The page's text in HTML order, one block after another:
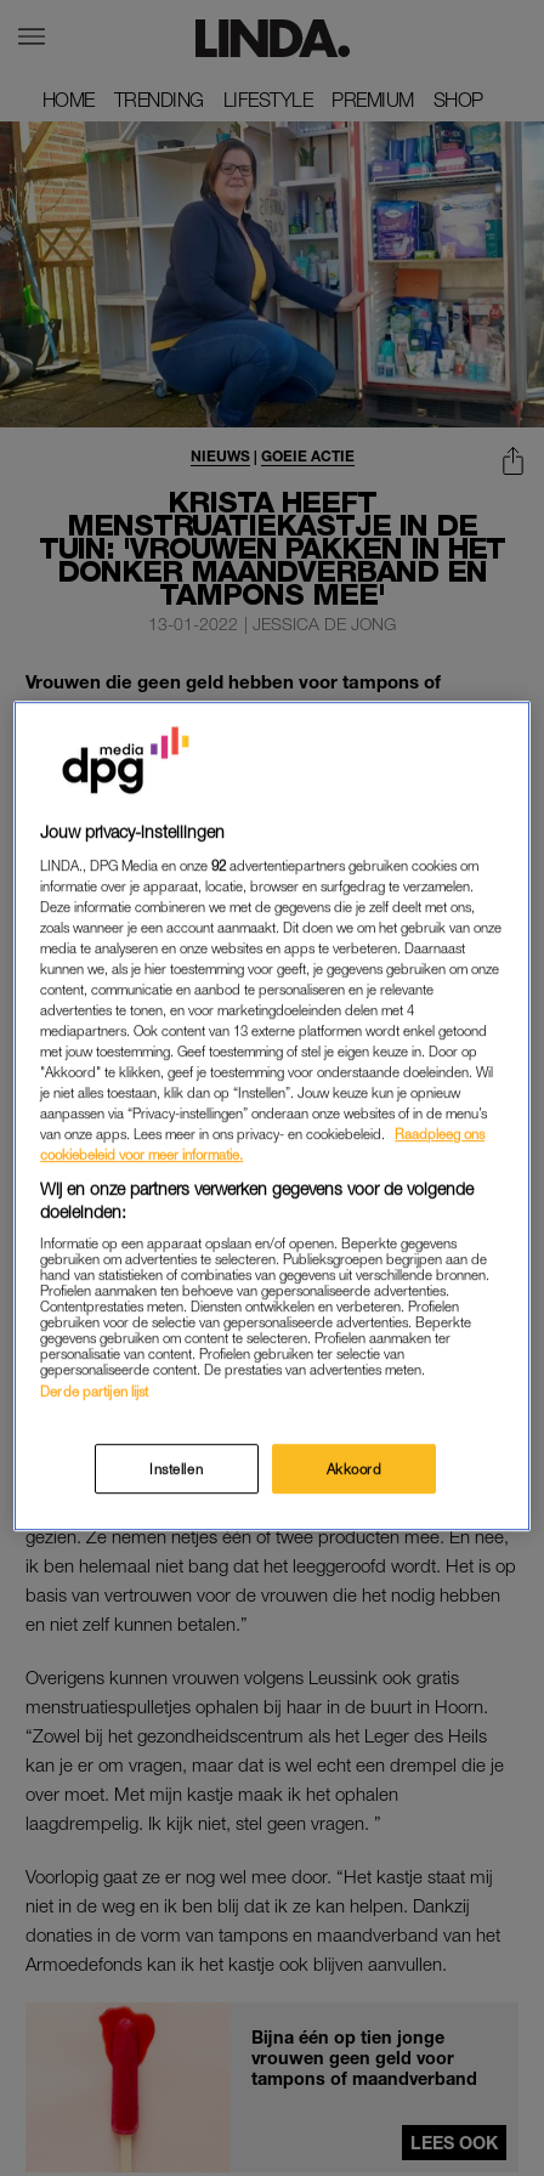
HOME
HOME TRENDING
TRENDING LIFESTYLE
LIFESTYLE PREMIUM
PREMIUM SHOP
SHOP
KRISTA HEEFT
MENSTRUATIEKASTJE IN DE
TUIN: 'VROUWEN PAKKEN IN HET
DONKER MAANDVERBAND EN
TAMPONS MEE'
NIEUWS| GOEIE ACTIE
13-01-2022 | JESSICA DE JONG
Vrouwen die geen geld hebben voor tampons of
maandverband kunnen dat bij Krista Leussink in het
Noord-Hollandse Wognum ophalen. Ze heeft een
speciaal kastje met menstruatiemiddelen klaar staan.
Vrouwen mogen daar uit pakken wat ze nodig hebben.
‘Dat mensen geen geld hebben om tampons of
maandverband te kopen, dat gaat mij aan het hart.’
MENSTRUATIEKASTJE
Leussink hoorde een paar weken geleden op het nieuws dat
meisjes aan de slag gaan met wc-papier en doeken wanneer
ze ongesteld zijn. “Mijn dochter zit ook in die periode dat ze
voor de eerste keer ongesteld wordt. Toen ik dit hoorde dacht
ik: dit mag en kan niet waar zijn in Nederland. Ik heb er
slapeloze nachten van gehad.”
Ze besluit niet bij de pakken neer te zitten, maar op zoek te
gaan naar mogelijkheden. Leussink heeft in haar voortuin al
een plantenbieb staan waar voorbijgangers een plantje kunnen
meenemen. Dat bracht haar op het idee van een
menstruatiekastje.
DONKER
bewegingssensor. De eerste klanten zijn al langs geweest. “De
eerste mensen kwamen aan het eind van de dag in het
gezien. Ze nemen netjes één of twee producten mee. En nee,
ik ben helemaal niet bang dat het leeggeroofd wordt. Het is op
basis van vertrouwen voor de vrouwen die het nodig hebben
en niet zelf kunnen betalen.”
Overigens kunnen vrouwen volgens Leussink ook gratis
menstruatiespulletjes ophalen bij haar in de buurt in Hoorn.
“Zowel bij het gezondheidscentrum als het Leger des Heils
kan je er om vragen, maar dat is wel echt een drempel die je
over moet. Met mijn kastje maak ik het ophalen
laagdrempelig. Ik kijk niet, stel geen vragen. ”
Voorlopig gaat ze er nog wel mee door. “Het kastje staat mij
niet in de weg en ik ben blij dat ik ze kan helpen. Dankzij
donaties in de vorm van tampons en maandverband van het
Armoedefonds kan ik het kastje ook blijven aanvullen.
Bijna één op tien jonge
vrouwen geen geld voor
tampons of maandverband
LEES OOK
Jouw privacy-instellingen
LINDA., DPG Media en onze92 advertentiepartners gebruiken cookies om
informatie over je apparaat, locatie, browser en surfgedrag te verzamelen.
Deze informatie combineren we met de gegevens die je zelf deelt met ons,
zoals wanneer je een account aanmaakt. Dit doen we om het gebruik van onze
media te analyseren en onze websites en apps te verbeteren. Daarnaast
kunnen we, als je hier toestemming voor geeft, je gegevens gebruiken om onze
content, communicatie en aanbod te personaliseren en je relevante
advertenties te tonen, en voor marketingdoeleinden delen met 4
mediapartners. Ook content van 13 externe platformen wordt enkel getoond
met jouw toestemming. Geef toestemming of stel je eigen keuze in. Door op
"Akkoord" te klikken, geef je toestemming voor onderstaande doeleinden. Wil
je niet alles toestaan, klik dan op “Instellen”. Jouw keuze kun je opnieuw
aanpassen via “Privacy-instellingen” onderaan onze websites of in de menu’s
van onze apps. Lees meer in ons privacy- en cookiebeleid.
Raadpleeg ons
cookiebeleid voor meer informatie.
Wij en onze partners verwerken gegevens voor de volgende
doeleinden:
Informatie op een apparaat opslaan en/of openen. Beperkte gegevens
gebruiken om advertenties te selecteren. Publieksgroepen begrijpen aan de
hand van statistieken of combinaties van gegevens uit verschillende bronnen.
Profielen aanmaken ten behoeve van gepersonaliseerde advertenties.
Contentprestaties meten. Diensten ontwikkelen en verbeteren. Profielen
gebruiken voor de selectie van gepersonaliseerde advertenties. Beperkte
gegevens gebruiken om content te selecteren. Profielen aanmaken ter
personalisatie van content. Profielen gebruiken ter selectie van
gepersonaliseerde content. De prestaties van advertenties meten.
Derde partijen lijst
Instellen Akkoord